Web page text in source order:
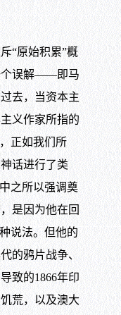
“原始积累”概
个误解——即马
去，当资本主
义作家所指的
正如我们所
话进行了类
之所以强调奠
是因为他在回
说法。但他的
的鸦片战争、
致的1866年印
荒，以及澳大